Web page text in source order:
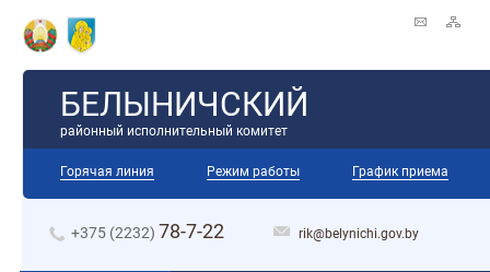
БЕЛЫНИЧСКИЙ
районный исполнительный комитет
Горячая линия Режим работы График приема
+375 (2232) 78-7-22 rik@belynichi.gov.by